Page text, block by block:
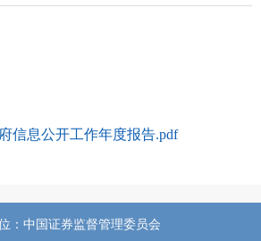
信息公开工作年度报告.pdf
：中国证券监督管理委员会